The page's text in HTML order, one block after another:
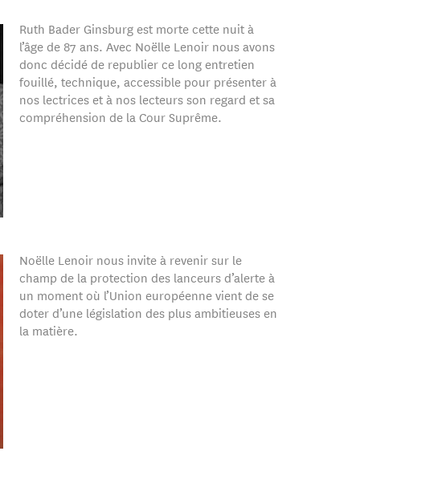
Ruth Bader Ginsburg est morte cette nuit à
l’âge de 87 ans. Avec Noëlle Lenoir nous avons
donc décidé de republier ce long entretien
fouillé, technique, accessible pour présenter à
nos lectrices et à nos lecteurs son regard et sa
compréhension de la Cour Suprême.
Noëlle Lenoir nous invite à revenir sur le
champ de la protection des lanceurs d’alerte à
un moment où l’Union européenne vient de se
doter d’une législation des plus ambitieuses en
la matière.